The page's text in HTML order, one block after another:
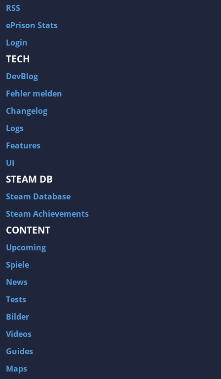
RSS
ePrison Stats
Login
TECH
DevBlog
Fehler melden
Changelog
Logs
Features
UI
STEAM DB
Steam Database
Steam Achievements
CONTENT
Upcoming
Spiele
News
Tests
Bilder
Videos
Guides
Maps